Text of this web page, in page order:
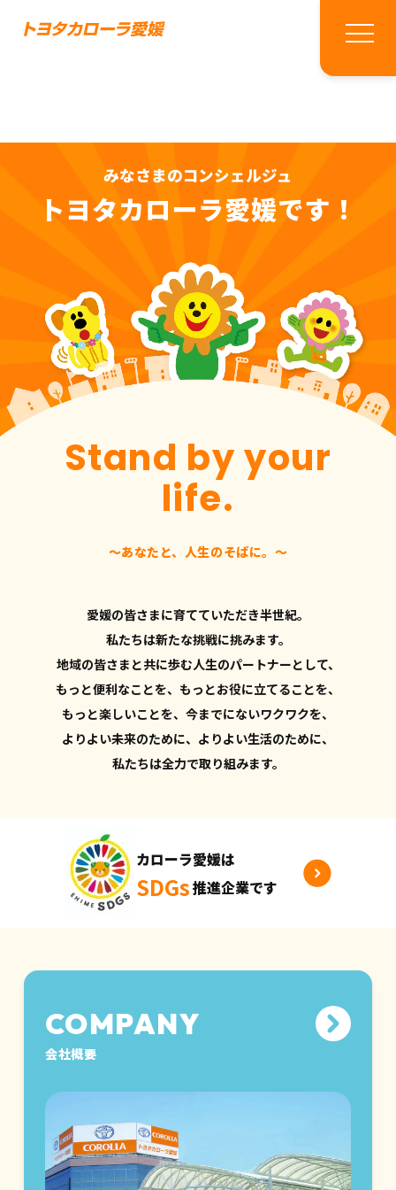
みなさまのコンシェルジュ
トヨタカローラ愛媛です！
Stand by your
life.
〜あなたと、人生のそばに。〜
愛媛の皆さまに育てていただき半世紀。
私たちは新たな挑戦に挑みます。
地域の皆さまと共に歩む人生のパートナーとして、
もっと便利なことを、もっとお役に立てることを、
もっと楽しいことを、今までにないワクワクを、
よりよい未来のために、よりよい生活のために、
私たちは全力で取り組みます。
カローラ愛媛は
SDGs推進企業です
会社概要